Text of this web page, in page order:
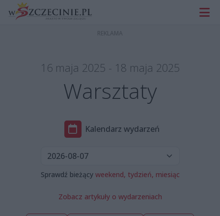
16 maja 2025 - 18 maja 2025
Warsztaty
Kalendarz wydarzeń
Sprawdź bieżący weekend, tydzień, miesiąc
Zobacz artykuły o wydarzeniach